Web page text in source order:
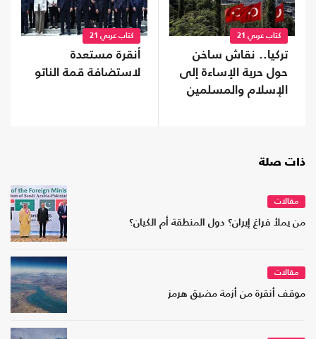
كتاب عربي 21
تركيا.. نقاش ساخن
حول حرية الإساءة إلى
الإسلام والمسلمين
كتاب عربي 21
أنقرة مستعدة
لاستضافة قمة الناتو
ذات صلة
مقالات
من يملأ فراغ إيران؟ دول المنطقة أم الكيان؟
مقالات
موقف أنقرة من أزمة مضيق هرمز